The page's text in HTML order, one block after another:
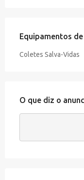
Equipamentos
Coletes Salva-Vidas
O que diz o